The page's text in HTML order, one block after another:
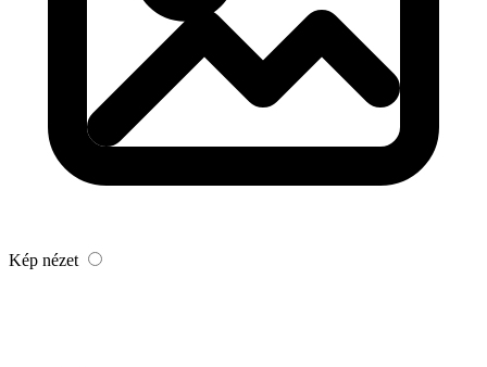
Kép nézet